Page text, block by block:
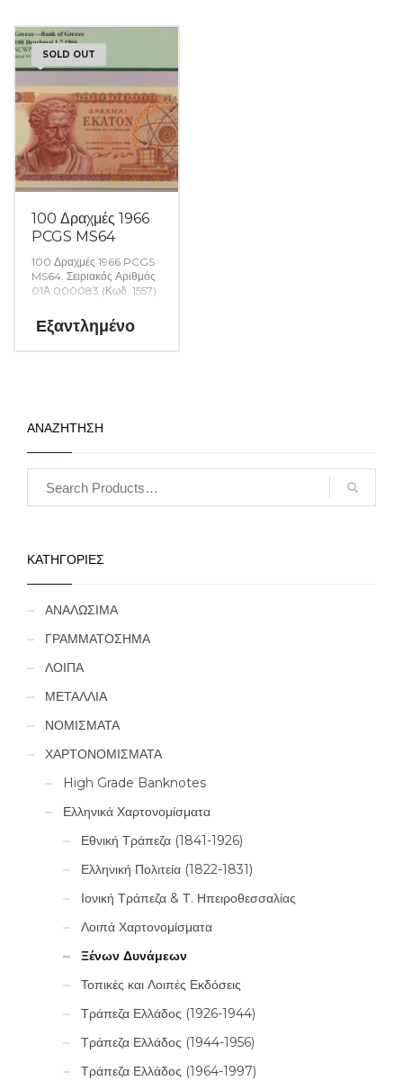
SOLD OUT
100 Δραχμές 1966
PCGS MS64
100 Δραχμές 1966 PCGS
MS64. Σειριακός Αριθμός
01Α 000083 (Κωδ. 1557)
Εξαντλημένο
ΑΝΑΖΗΤΗΣΗ
ΚΑΤΗΓΟΡΙΕΣ
ΑΝΑΛΩΣΙΜΑ
ΓΡΑΜΜΑΤΟΣΗΜΑ
ΛΟΙΠΑ
ΜΕΤΑΛΛΙΑ
ΝΟΜΙΣΜΑΤΑ
ΧΑΡΤΟΝΟΜΙΣΜΑΤΑ
High Grade Banknotes
Ελληνικά Χαρτονομίσματα
Εθνική Τράπεζα (1841-1926)
Ελληνική Πολιτεία (1822-1831)
Ιονική Τράπεζα & Τ. Ηπειροθεσσαλίας
Λοιπά Χαρτονομίσματα
Ξένων Δυνάμεων
Τοπικές και Λοιπές Εκδόσεις
Τράπεζα Ελλάδος (1926-1944)
Τράπεζα Ελλάδος (1944-1956)
Τράπεζα Ελλάδος (1964-1997)